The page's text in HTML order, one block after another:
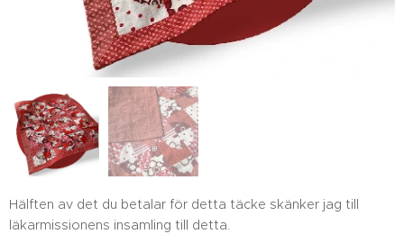
Hälften av det du betalar för detta täcke skänker jag till
läkarmissionens insamling till detta.